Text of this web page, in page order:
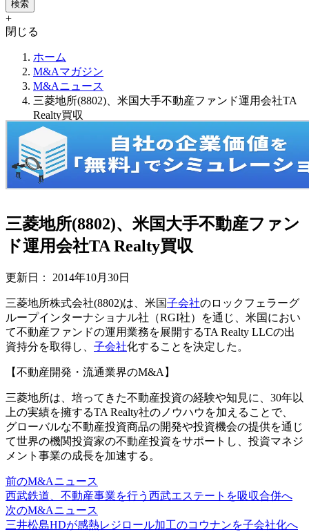
+
閉じる
ホーム
M&Aマガジン
M&Aニュース
三菱地所(8802)、米国大手不動産ファンド運用会社TA
Realty買収
三菱地所(8802)、米国大手不動産ファン
ド運用会社TA Realty買収
更新日： 2014年10月30日
三菱地所株式会社(8802)は、米国子会社のロックフェラーグ
ループインターナショナル社（RGI社）を通じ、米国におい
て不動産ファンドの運用業務を展開するTA Realty LLCの出
資持分を取得し、 子会社化することを決定した。
【不動産開発・流通業界のM&A】
三菱地所は、培ってきた不動産投資の経験や知見に、30年以
上の実績を擁するTA Realty社のノウハウを加えることで、
グローバルな不動産投資商品の開発や投資機会の提供を通じ
て世界の機関投資家の不動産投資をサポートし、投資マネジ
メント事業の成長を加速する。
前のM&Aニュース
西武鉄道、不動産事業を行う西武エステートを吸収合併へ
次のM&Aニュース
三井松島HDが感熱レジロール加工のコウナンを子会社化へ